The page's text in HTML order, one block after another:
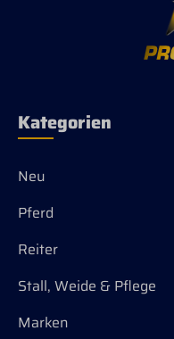
Kategorien
Neu
Pferd
Reiter
Stall, Weide & Pflege
Marken